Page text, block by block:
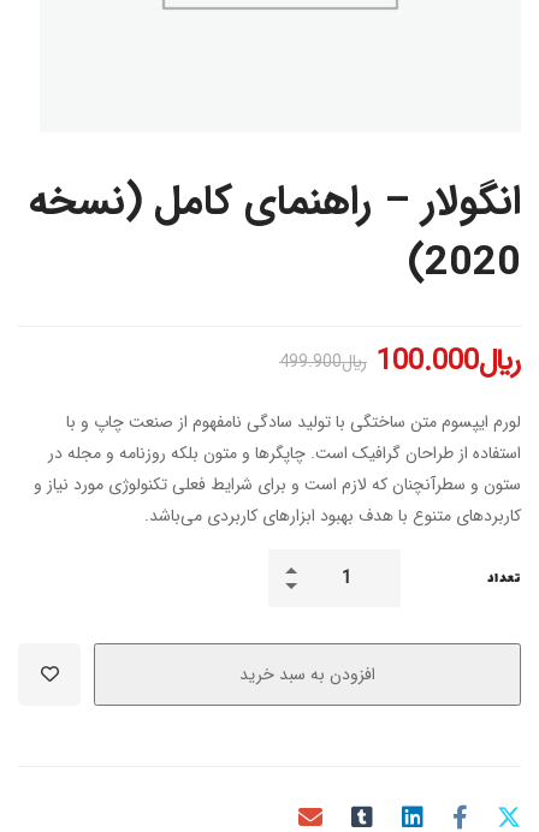
انگولار – راهنمای کامل (نسخه
2020)
﷼100.000 ﷼499.900
لورم ایپسوم متن ساختگی با تولید سادگی نامفهوم از صنعت چاپ و با
استفاده از طراحان گرافیک است. چاپگرها و متون بلکه روزنامه و مجله در
ستون و سطرآنچنان که لازم است و برای شرایط فعلی تکنولوژی مورد نیاز و
کاربردهای متنوع با هدف بهبود ابزارهای کاربردی می‌باشد.
تعداد
افزودن به سبد خرید